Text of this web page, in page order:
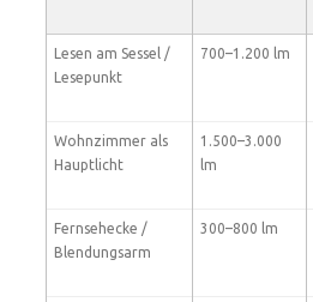
Lesen am Sessel /
Lesepunkt
700–1.200 lm
Wohnzimmer als
Hauptlicht
1.500–3.000
lm
Fernsehecke /
Blendungsarm
300–800 lm